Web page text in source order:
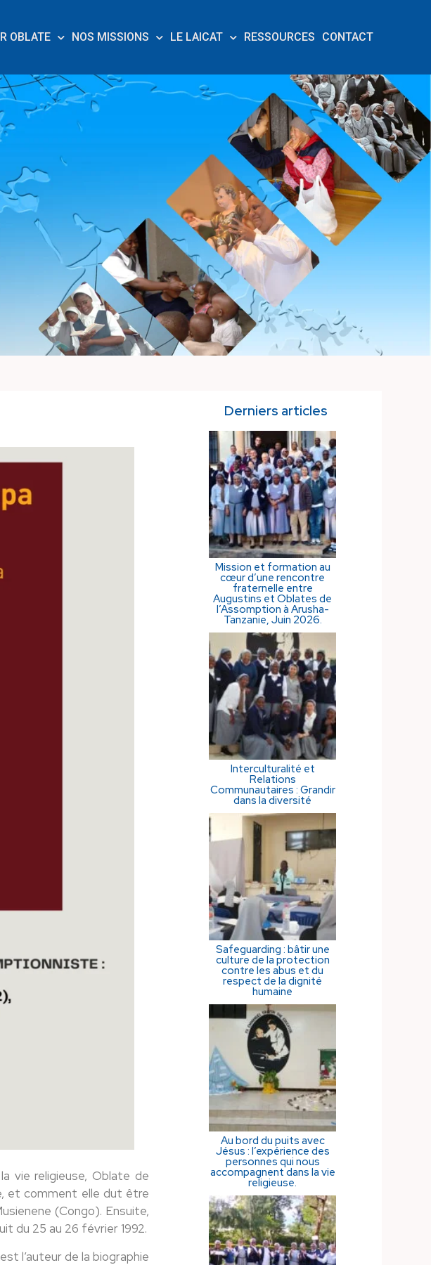
OBLATE NOS MISSIONS LE LAICAT RESSOURCES CONTACT
vie religieuse, Oblate de
et comment elle dut être
(Congo). Ensuite,
du 25 au 26 février 1992.
l’auteur de la biographie
Derniers articles
Mission et formation au
cœur d’une rencontre
fraternelle entre
Augustins et Oblates de
l’Assomption à Arusha-
Tanzanie, Juin 2026.
Interculturalité et
Relations
Communautaires : Grandir
dans la diversité
Safeguarding : bâtir une
culture de la protection
contre les abus et du
respect de la dignité
humaine
Au bord du puits avec
Jésus : l’expérience des
personnes qui nous
accompagnent dans la vie
religieuse.